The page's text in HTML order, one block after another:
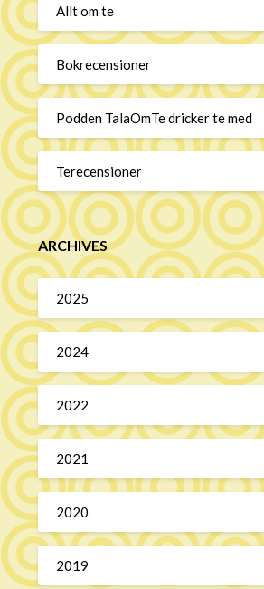
Allt om te
Bokrecensioner
Podden TalaOmTe dricker te med
Terecensioner
ARCHIVES
2025
2024
2022
2021
2020
2019